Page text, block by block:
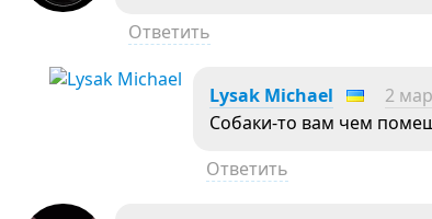
Ответить
Lysak Michael 2
Собаки-то вам чем
Ответить